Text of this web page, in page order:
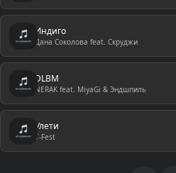
Индиго
Дана Соколова feat. Скруджи
DLBM
NERAK feat. MiyaGi & Эндшпиль
Улети
T-Fest